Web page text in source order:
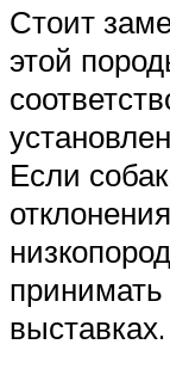
Стоит
этой
Если
принимать
выставках.